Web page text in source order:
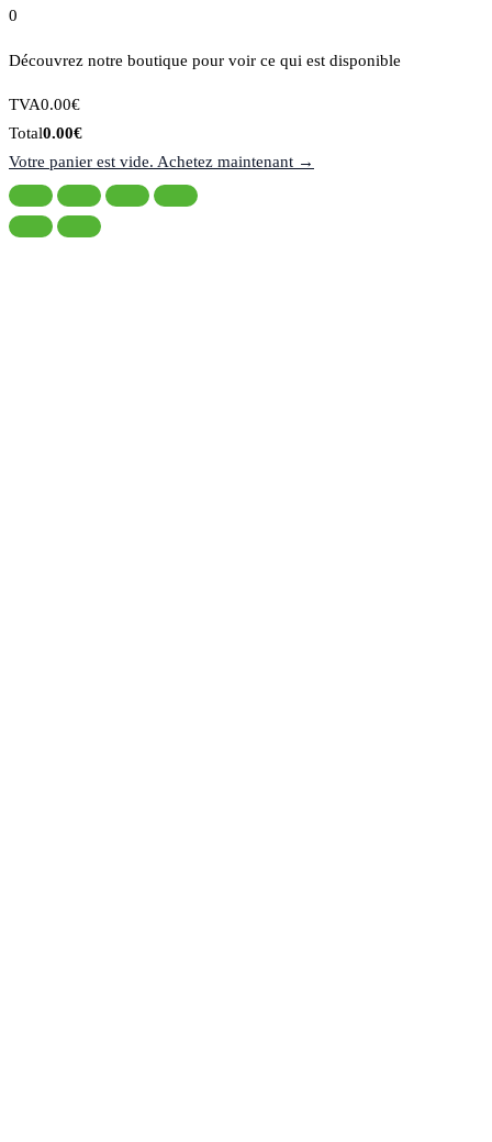
0
Découvrez notre boutique pour voir ce qui est disponible
Montant
de
la
taxe:
TVA0.00€
Total
du
panier:
Total0.00€
Votre panier est vide. Achetez maintenant →